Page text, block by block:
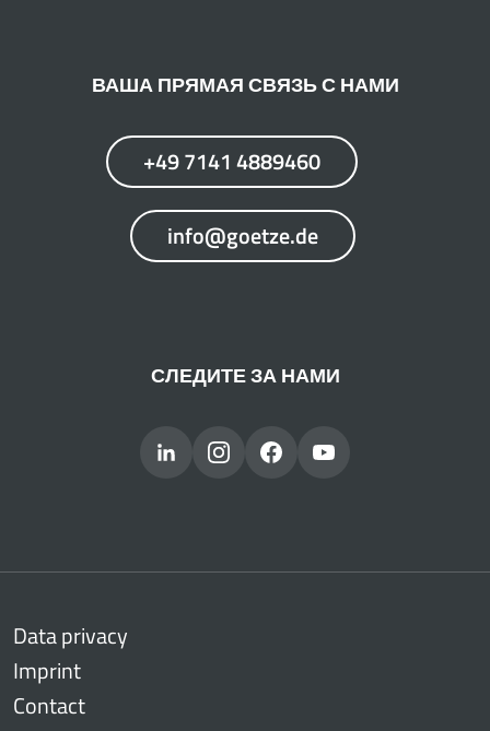
ВАША ПРЯМАЯ СВЯЗЬ С НАМИ
+49 7141 4889460
info@goetze.de
СЛЕДИТЕ ЗА НАМИ
Data privacy
Imprint
Contact